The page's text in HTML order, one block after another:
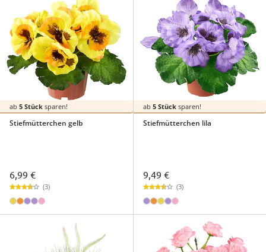
ab 5 Stück sparen!
Stiefmütterchen gelb
6,99 €
(3)
ab 5 Stücksparen!
Stiefmütterchen lila
9,49 €
(3)